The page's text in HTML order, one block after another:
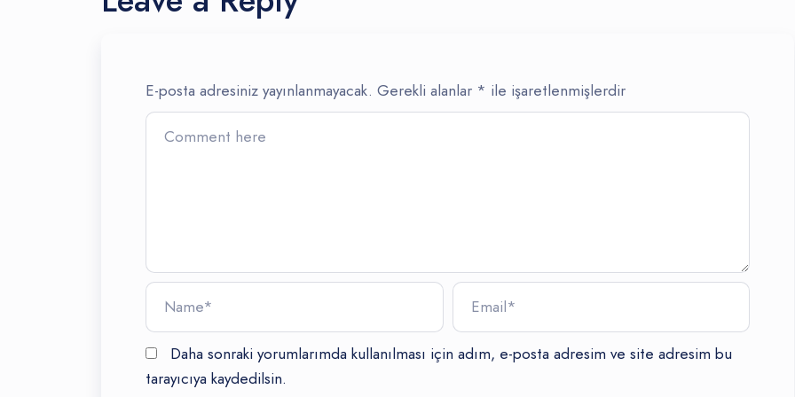
E-posta adresiniz yayınlanmayacak. Gerekli alanlar * ile işaretlenmişlerdir
Daha sonraki yorumlarımda kullanılması için adım, e-posta adresim ve site adresim bu
tarayıcıya kaydedilsin.